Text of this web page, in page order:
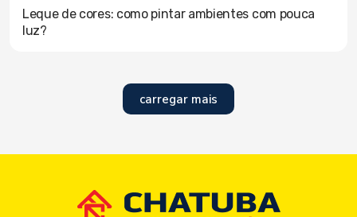
Leque de cores: como pintar ambientes com pouca
luz?
carregar mais